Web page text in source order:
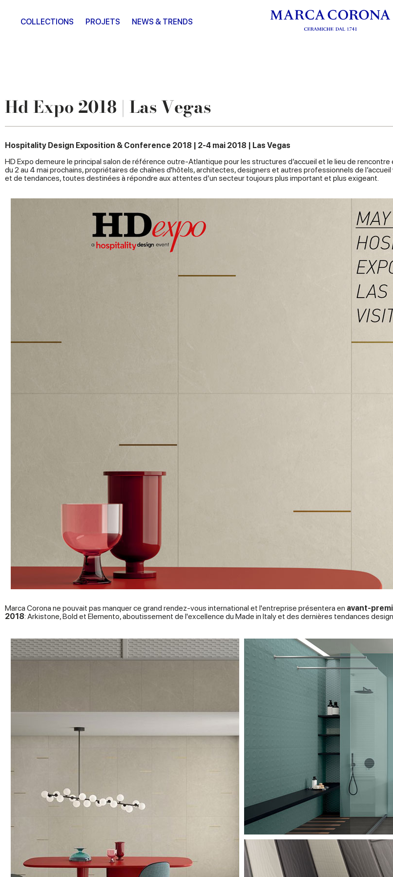
COLLECTIONS PROJETS NEWS & TRENDS
Hd Expo 2018 | Las Vegas
Hospitality Design Exposition & Conference 2018 | 2-4 mai 2018 | Las Vegas
HD Expo demeure le principal salon de référence outre-Atlantique pour les structures d’accueil et le lieu de
du 2 au 4 mai prochains, propriétaires de chaînes d'hôtels, architectes, designers et autres professionnels de
et de tendances, toutes destinées à répondre aux attentes d’un secteur toujours plus important et plus exigeant.
Marca Corona ne pouvait pas manquer ce grand rendez-vous international et l'entreprise présentera en avant-
2018: Arkistone, Bold et Elemento, aboutissement de l'excellence du Made in Italy et des dernières tendances